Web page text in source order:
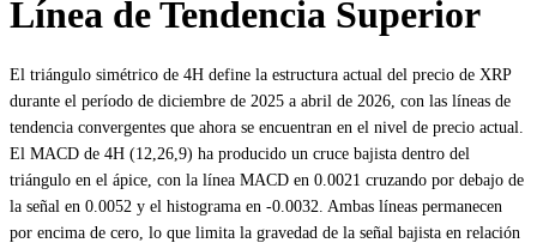
Línea de Tendencia Superior
El triángulo simétrico de 4H define la estructura actual del precio de XRP
durante el período de diciembre de 2025 a abril de 2026, con las líneas de
tendencia convergentes que ahora se encuentran en el nivel de precio actual.
El MACD de 4H (12,26,9) ha producido un cruce bajista dentro del
triángulo en el ápice, con la línea MACD en 0.0021 cruzando por debajo de
la señal en 0.0052 y el histograma en -0.0032. Ambas líneas permanecen
por encima de cero, lo que limita la gravedad de la señal bajista en relación